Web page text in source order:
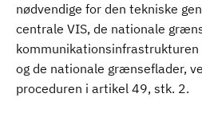
nødvendige for den tekniske
centrale VIS, de nationale
og de nationale grænseflader,
proceduren i artikel 49, stk. 2.